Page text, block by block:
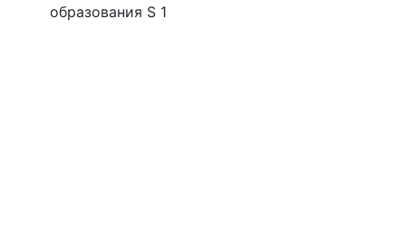
образования S 1